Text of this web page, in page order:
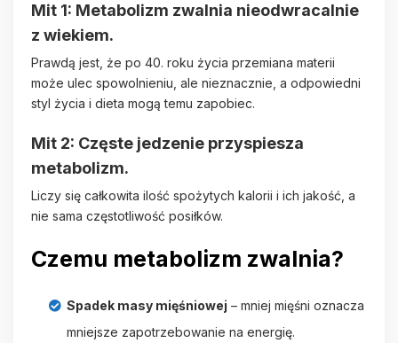
Mit 1: Metabolizm zwalnia nieodwracalnie
z wiekiem.
Prawdą jest, że po 40. roku życia przemiana materii
może ulec spowolnieniu, ale nieznacznie, a odpowiedni
styl życia i dieta mogą temu zapobiec.
Mit 2: Częste jedzenie przyspiesza
metabolizm.
Liczy się całkowita ilość spożytych kalorii i ich jakość, a
nie sama częstotliwość posiłków.
Czemu metabolizm zwalnia?
Spadek masy mięśniowej – mniej mięśni oznacza
mniejsze zapotrzebowanie na energię.